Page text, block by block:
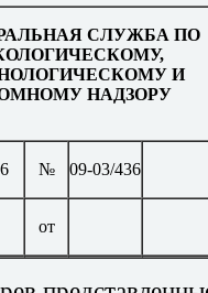
СЛУЖБА ПО
И
НАДЗОРУ
№ 09-03/436
от